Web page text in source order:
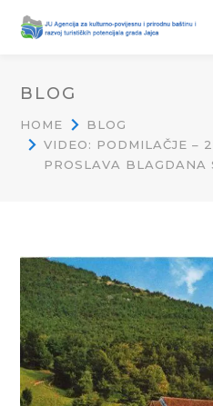
BLOG
HOME
BLOG
VIDEO: PODMILAČJE –
PROSLAVA BLAGDANA